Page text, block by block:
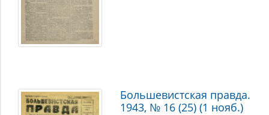
Большевистская правда.
1943, № 16 (25) (1 нояб.)